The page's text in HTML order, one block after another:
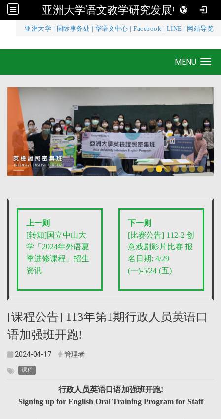
亚洲大学语文教学研究发展中心
亚洲大学 国际事务处 华语文中心 |Facebook LINE 网站导览
亚洲大学语文教学研究发展中心
MENU
上一则
[转知]国立中山大
学「2024年外语夏
季进修课程」招生
资讯
下一则
[比赛公告] 112-2创
意戏剧影片比赛 报
名日期: 4/29
(一)-5/24 (五)
[课程公告] 113年第1期行政人员英语口
语加强班开跑!
2024-04-17 管理者
课程
行政人员英语口语加强班开跑!
Signing up for English Oral Training Program for Staff